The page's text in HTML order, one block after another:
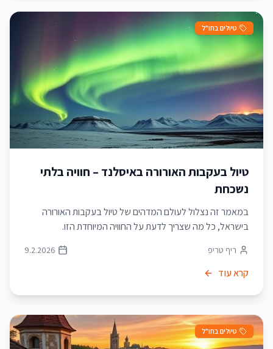
טיולים בחו"ל
טיול בעקבות האורורה באיסלנד – חוויה בלתי
נשכחת
במאמר זה נצלול לעולם המדהים של טיול בעקבות האורורה
בישראל, כל מה שצריך לדעת על החוויה המיוחדת הזו.
ריף טריפ 9.2.2026
קרא עוד
טיולים בחו"ל